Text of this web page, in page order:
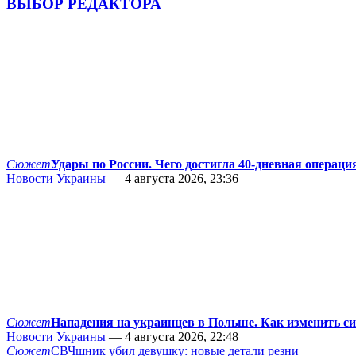
ВЫБОР РЕДАКТОРА
СюжетУдары по России. Чего достигла 40-дневная
Новости Украины — 4 августа 2026, 23:36
СюжетНападения на украинцев в Польше. Как изменить
Новости Украины — 4 августа 2026, 22:48
СюжетСВЧшник убил девушку: новые детали резни